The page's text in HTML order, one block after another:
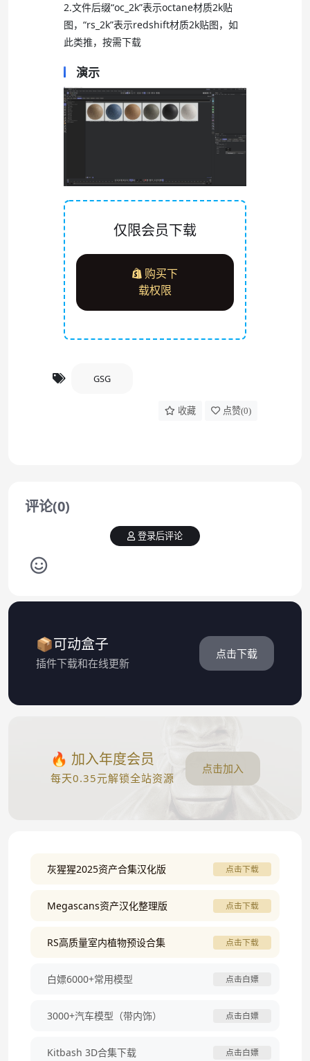
2.文件后缀“oc_2k”表示octane材质2k贴
图，“rs_2k”表示redshift材质2k贴图，如
此类推，按需下载
演示
仅限会员下载
购买下
载权限
GSG
收藏 点赞(0)
评论(0)
登录后评论
📦可动盒子
插件下载和在线更新
点击下载
🔥 加入年度会员
每天0.35元解锁全站资源
点击加入
灰猩猩2025资产合集汉化版 点击下载
Megascans资产汉化整理版 点击下载
RS高质量室内植物预设合集 点击下载
白嫖6000+常用模型 点击白嫖
3000+汽车模型（带内饰） 点击白嫖
Kitbash 3D合集下载 点击白嫖